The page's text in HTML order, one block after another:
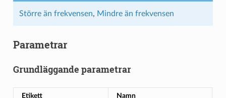
Större än frekvensen, Mindre än frekvensen
Parametrar
Grundläggande parametrar
Etikett Namn